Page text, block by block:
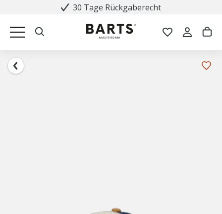
30 Tage Rückgaberecht